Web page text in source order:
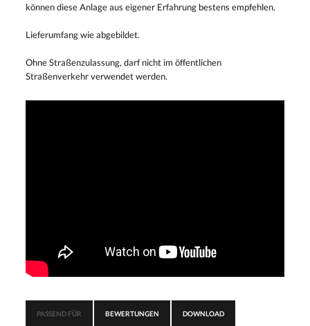
können diese Anlage aus eigener Erfahrung bestens empfehlen.
Lieferumfang wie abgebildet.
Ohne Straßenzulassung, darf nicht im öffentlichen
Straßenverkehr verwendet werden.
PASSEND FÜR BEWERTUNGEN DOWNLOAD